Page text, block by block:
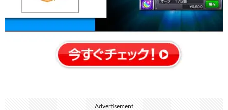
Advertisement